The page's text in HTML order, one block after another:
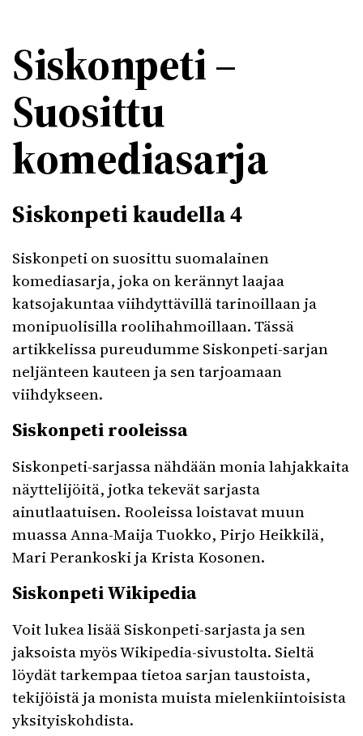
Siskonpeti –
Suosittu
komediasarja
Siskonpeti kaudella 4
Siskonpeti on suosittu suomalainen
komediasarja, joka on kerännyt laajaa
katsojakuntaa viihdyttävillä tarinoillaan ja
monipuolisilla roolihahmoillaan. Tässä
artikkelissa pureudumme Siskonpeti-sarjan
neljänteen kauteen ja sen tarjoamaan
viihdykseen.
Siskonpeti rooleissa
Siskonpeti-sarjassa nähdään monia lahjakkaita
näyttelijöitä, jotka tekevät sarjasta
ainutlaatuisen. Rooleissa loistavat muun
muassa Anna-Maija Tuokko, Pirjo Heikkilä,
Mari Perankoski ja Krista Kosonen.
Siskonpeti Wikipedia
Voit lukea lisää Siskonpeti-sarjasta ja sen
jaksoista myös Wikipedia-sivustolta. Sieltä
löydät tarkempaa tietoa sarjan taustoista,
tekijöistä ja monista muista mielenkiintoisista
yksityiskohdista.